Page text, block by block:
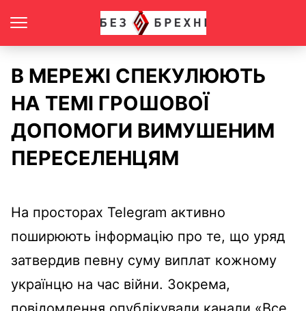
В МЕРЕЖІ СПЕКУЛЮЮТЬ
НА ТЕМІ ГРОШОВОЇ
ДОПОМОГИ ВИМУШЕНИМ
ПЕРЕСЕЛЕНЦЯМ
На просторах Telegram активно
поширюють інформацію про те, що уряд
затвердив певну суму виплат кожному
українцю на час війни. Зокрема,